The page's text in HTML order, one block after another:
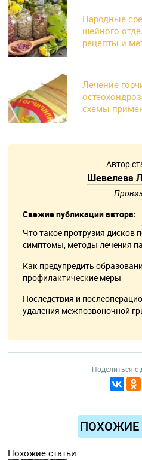
Народные
шейного
рецепты и
Лечение
схемы
Автор
Шевелева
Свежие публикации автора:
Что такое протрузия дисков
симптомы, методы лечения
Как предупредить
профилактические меры
Последствия и
удаления межпозвоночной
Поделиться с
ПОХОЖИЕ
Похожие статьи